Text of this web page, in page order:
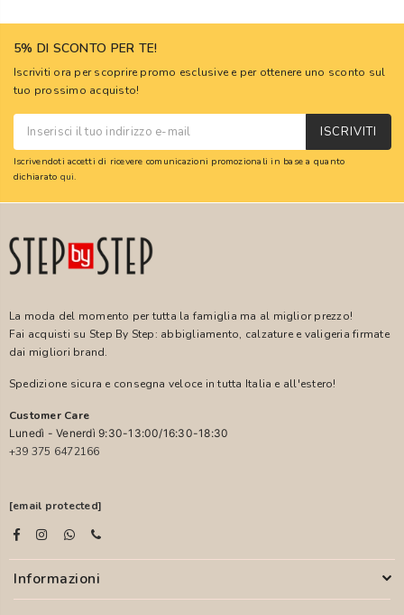
5% DI SCONTO PER TE!
Iscriviti ora per scoprire promo esclusive e per ottenere uno sconto sul
tuo prossimo acquisto!
ISCRIVITI
Iscrivendoti accetti di ricevere comunicazioni promozionali in base a quanto
dichiarato qui.
La moda del momento per tutta la famiglia ma al miglior prezzo!
Fai acquisti su Step By Step: abbigliamento, calzature e valigeria firmate
dai migliori brand.
Spedizione sicura e consegna veloce in tutta Italia e all'estero!
Customer Care
Lunedì - Venerdì 9:30-13:00/16:30-18:30
+39 375 6472166
[email protected]
Informazioni